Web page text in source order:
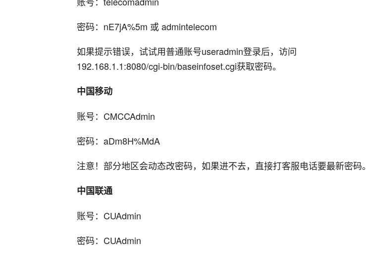
密码：nE7jA%5m 或 admintelecom
如果提示错误，试试用普通账号useradmin登录后，访问
192.168.1.1:8080/cgi-bin/baseinfoset.cgi获取密码。
中国移动‌
账号：CMCCAdmin
密码：aDm8H%MdA
注意！部分地区会动态改密码，如果进不去，直接打客服电话要最新密码。
中国联通‌
账号：CUAdmin
密码：CUAdmin